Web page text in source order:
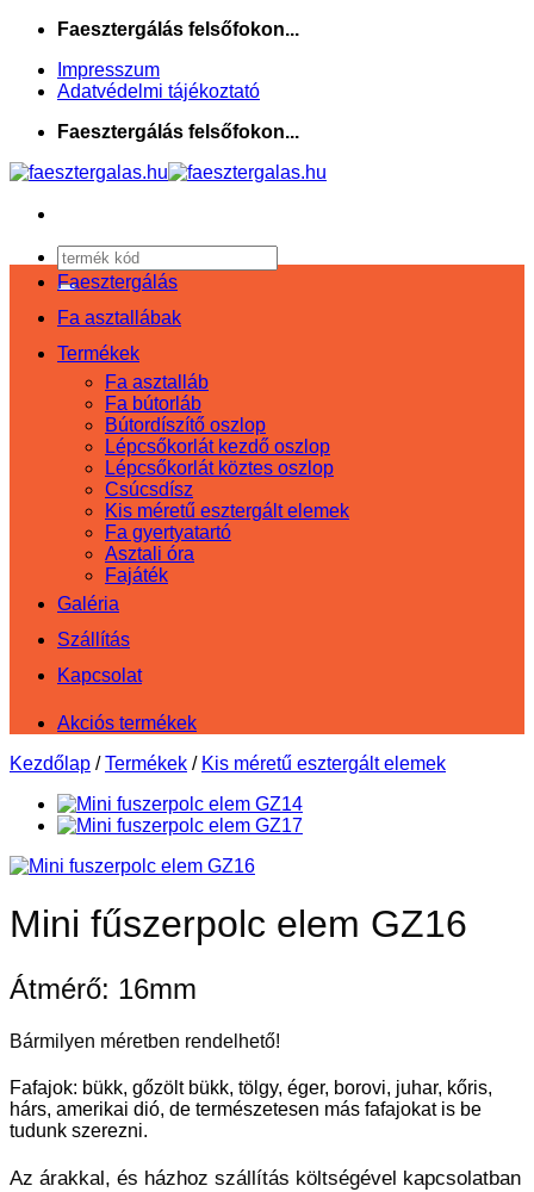
Skip
content
Faesztergálás felsőfokon...
Impresszum
Adatvédelmi tájékoztató
Faesztergálás felsőfokon...
Keresés
a
következőre:
Faesztergálás
Fa asztallábak
Termékek
Fa asztalláb
Fa bútorláb
Bútordíszítő oszlop
Lépcsőkorlát kezdő oszlop
Lépcsőkorlát köztes oszlop
Csúcsdísz
Kis méretű esztergált elemek
Fa gyertyatartó
Asztali óra
Fajáték
Galéria
Szállítás
Kapcsolat
Akciós termékek
Kezdőlap / Termékek / Kis méretű esztergált elemek
Mini fűszerpolc elem GZ16
Átmérő: 16mm
Bármilyen méretben rendelhető!
Fafajok: bükk, gőzölt bükk, tölgy, éger, borovi, juhar, kőris,
hárs, amerikai dió, de természetesen más fafajokat is be
tudunk szerezni.
Az árakkal, és házhoz szállítás költségével kapcsolatban